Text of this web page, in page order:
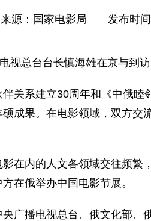
来源： 国家电影局 发布时间
总台台长慎海雄在京与到
系建立30周年和《中俄睦
成果。在电影领域，双方
内的人文各领域交往频繁
在俄举办中国电影节展。
播电视总台、俄文化部、